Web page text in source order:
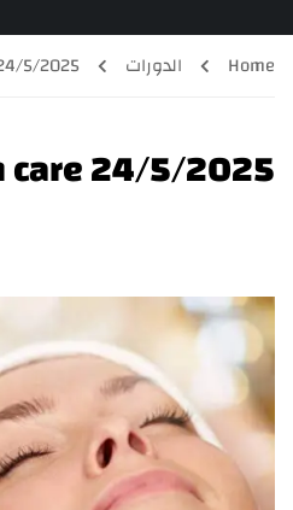
Home الدورات 5/2025
care 24/5/2025